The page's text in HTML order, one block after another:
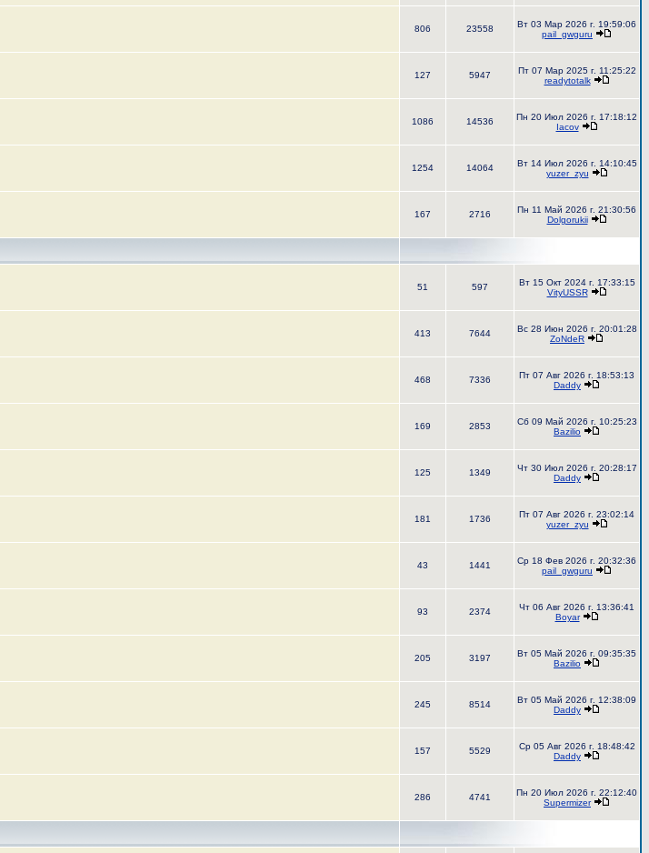
806 23558
Вт 03 Мар 2026 г. 19:59:06
pail_gwguru
127 5947
Пт 07 Мар 2025 г. 11:25:22
readytotalk
1086 14536
Пн 20 Июл 2026 г. 17:18:12
Iacov
1254 14064
Вт 14 Июл 2026 г. 14:10:45
yuzer_zyu
167 2716
Пн 11 Май 2026 г. 21:30:56
Dolgorukii
51 597
Вт 15 Окт 2024 г. 17:33:15
VityUSSR
413 7644
Вс 28 Июн 2026 г. 20:01:28
ZoNdeR
468 7336
Пт 07 Авг 2026 г. 18:53:13
Daddy
169 2853
Сб 09 Май 2026 г. 10:25:23
Bazilio
125 1349
Чт 30 Июл 2026 г. 20:28:17
Daddy
181 1736
Пт 07 Авг 2026 г. 23:02:14
yuzer_zyu
43 1441
Ср 18 Фев 2026 г. 20:32:36
pail_gwguru
93 2374
Чт 06 Авг 2026 г. 13:36:41
Boyar
205 3197
Вт 05 Май 2026 г. 09:35:35
Bazilio
245 8514
Вт 05 Май 2026 г. 12:38:09
Daddy
157 5529
Ср 05 Авг 2026 г. 18:48:42
Daddy
286 4741
Пн 20 Июл 2026 г. 22:12:40
Supermizer